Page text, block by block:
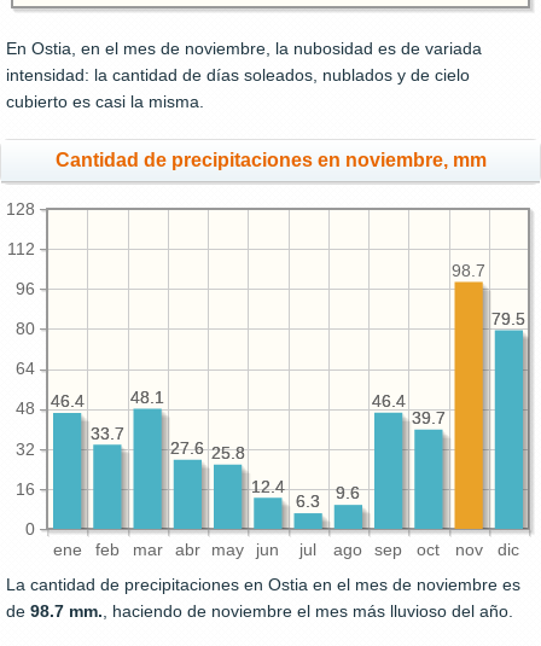
En Ostia, en el mes de noviembre, la nubosidad es de variada
intensidad: la cantidad de días soleados, nublados y de cielo
cubierto es casi la misma.
Cantidad de precipitaciones en noviembre, mm
ene feb mar abr may jun jul ago sep oct nov dic
0
16
32
48
64
80
96
112
128
79.5
39.7
46.4
9.6
6.3
12.4
25.8
27.6
48.1
33.7
46.4
79.5
98.7
39.7
46.4
9.6
6.3
12.4
25.8
27.6
48.1
33.7
46.4
La cantidad de precipitaciones en Ostia en el mes de noviembre es
de 98.7 mm., haciendo de noviembre el mes más lluvioso del año.